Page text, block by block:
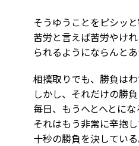
そうゆうことをピシッ
苦労と言えば苦労やけ
られるようにならんとあ
相撲取りでも、勝負は
しかし、それだけの勝
毎日、もうへとへとに
それはもう非常に辛抱
十秒の勝負を決している